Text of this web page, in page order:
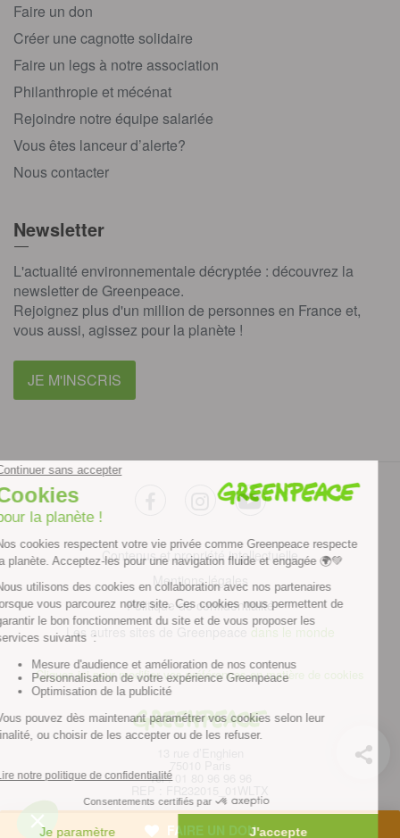
FAIRE UN DON
Faire un don
Créer une cagnotte solidaire
Faire un legs à notre association
Philanthropie et mécénat
Rejoindre notre équipe salariée
Vous êtes lanceur d’alerte?
Nous contacter
Newsletter
L'actualité environnementale décryptée : découvrez la
newsletter de Greenpeace.
Rejoignez plus d'un million de personnes en France et,
vous aussi, agissez pour la planète !
JE M'INSCRIS
facebookinstagramyoutube
Contenus et propriété intellectuelle
Mentions légales
Politique de confidentialité
Les autres sites de Greenpeace dans le monde
Cliquez-ici pour modifier vos préférences en matière de cookies
Greenpeace
Tel : 01 80 96 96 96
© Greenpeace France 2026